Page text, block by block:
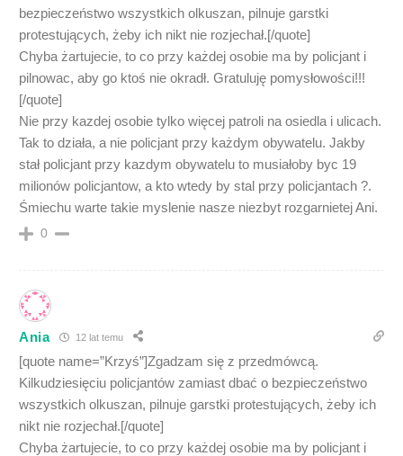
bezpieczeństwo wszystkich olkuszan, pilnuje garstki
protestujących, żeby ich nikt nie rozjechał.[/quote]
Chyba żartujecie, to co przy każdej osobie ma by policjant i
pilnowac, aby go ktoś nie okradł. Gratuluję pomysłowości!!!
[/quote]
Nie przy kazdej osobie tylko więcej patroli na osiedla i ulicach.
Tak to działa, a nie policjant przy każdym obywatelu. Jakby
stał policjant przy kazdym obywatelu to musiałoby byc 19
milionów policjantow, a kto wtedy by stal przy policjantach ?.
Śmiechu warte takie myslenie nasze niezbyt rozgarnietej Ani.
0
Ania 12 lat temu
[quote name=”Krzyś”]Zgadzam się z przedmówcą.
Kilkudziesięciu policjantów zamiast dbać o bezpieczeństwo
wszystkich olkuszan, pilnuje garstki protestujących, żeby ich
nikt nie rozjechał.[/quote]
Chyba żartujecie, to co przy każdej osobie ma by policjant i